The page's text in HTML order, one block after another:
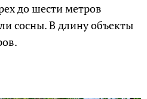
до шести метров
сосны. В длину объекты